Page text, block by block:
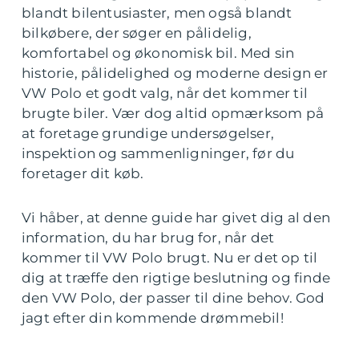
blandt bilentusiaster, men også blandt
bilkøbere, der søger en pålidelig,
komfortabel og økonomisk bil. Med sin
historie, pålidelighed og moderne design er
VW Polo et godt valg, når det kommer til
brugte biler. Vær dog altid opmærksom på
at foretage grundige undersøgelser,
inspektion og sammenligninger, før du
foretager dit køb.
Vi håber, at denne guide har givet dig al den
information, du har brug for, når det
kommer til VW Polo brugt. Nu er det op til
dig at træffe den rigtige beslutning og finde
den VW Polo, der passer til dine behov. God
jagt efter din kommende drømmebil!